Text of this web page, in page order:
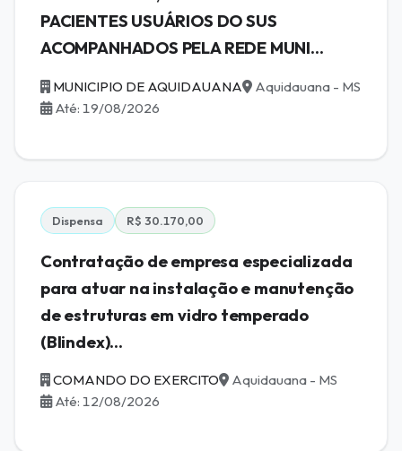
PACIENTES USUÁRIOS DO SUS
ACOMPANHADOS PELA REDE MUNI...
MUNICIPIO DE AQUIDAUANA
Aquidauana - MS
Até: 19/08/2026
Dispensa R$ 30.170,00
Contratação de empresa especializada
para atuar na instalação e manutenção
de estruturas em vidro temperado
(Blindex)...
COMANDO DO EXERCITO
Aquidauana - MS
Até: 12/08/2026